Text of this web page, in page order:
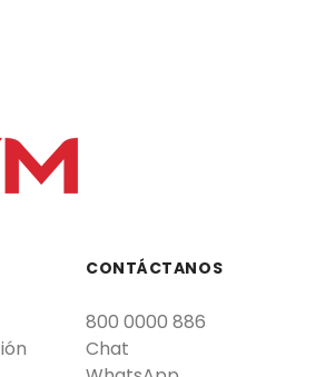
CONTÁCTANOS
800 0000 886
Chat